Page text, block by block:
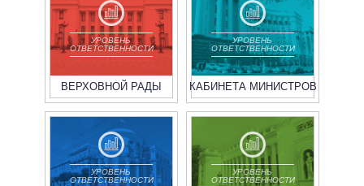
УРОВЕНЬ
ОТВЕТСТВЕННОСТИ
ВЕРХОВНОЙ РАДЫ
УРОВЕНЬ
ОТВЕТСТВЕННОСТИ
КАБИНЕТА МИНИСТРОВ
УРОВЕНЬ
ОТВЕТСТВЕННОСТИ
УРОВЕНЬ
ОТВЕТСТВЕННОСТИ